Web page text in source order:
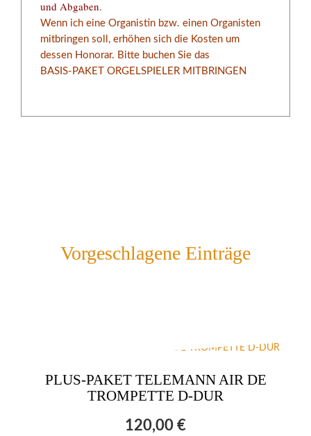
und Abgaben.
Wenn ich eine Organistin bzw. einen Organisten
mitbringen soll, erhöhen sich die Kosten um
dessen Honorar. Bitte buchen Sie das
BASIS-PAKET ORGELSPIELER MITBRINGEN
Vorgeschlagene Einträge
PLUS-PAKET TELEMANN AIR DE
TROMPETTE D-DUR
120,00 €